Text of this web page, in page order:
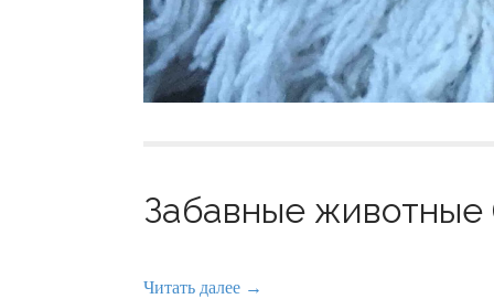
Забавные животные
Читать далее →